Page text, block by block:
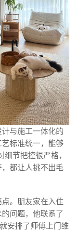
与施工一体化的
标准统一，能够
节把控很严格，
都让人挑不出毛
。朋友家在入住
问题，他联系了
安排了师傅上门维